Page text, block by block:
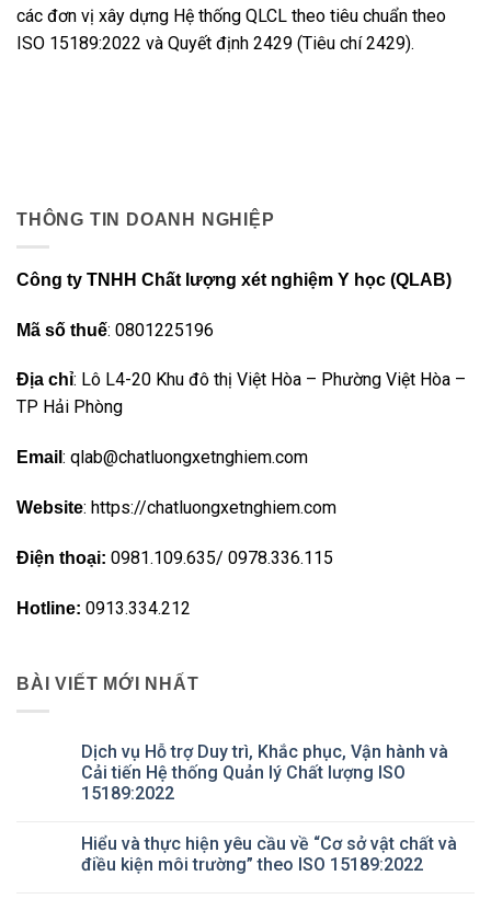
các đơn vị xây dựng Hệ thống QLCL theo tiêu chuẩn theo
ISO 15189:2022 và Quyết định 2429 (Tiêu chí 2429).
THÔNG TIN DOANH NGHIỆP
Công ty TNHH Chất lượng xét nghiệm Y học (QLAB)
Mã số thuế: 0801225196
Địa chỉ: Lô L4-20 Khu đô thị Việt Hòa – Phường Việt Hòa –
TP Hải Phòng
Email : qlab@chatluongxetnghiem.com
Website: https://chatluongxetnghiem.com
Điện thoại: 0981.109.635/ 0978.336.115
Hotline: 0913.334.212
BÀI VIẾT MỚI NHẤT
Dịch vụ Hỗ trợ Duy trì, Khắc phục, Vận hành và
Cải tiến Hệ thống Quản lý Chất lượng ISO
15189:2022
bình
luận
ở
Hiểu và thực hiện yêu cầu về “Cơ sở vật chất và
điều kiện môi trường” theo ISO 15189:2022